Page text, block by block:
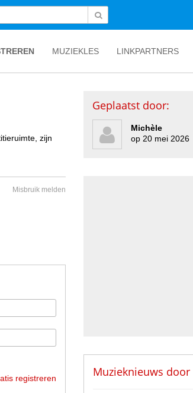
MUZIEKLES LINKPARTNERS
zijn
Misbruik melden
registreren
Geplaatst door:
Michèle
op 20 mei 2026
Muzieknieuws door